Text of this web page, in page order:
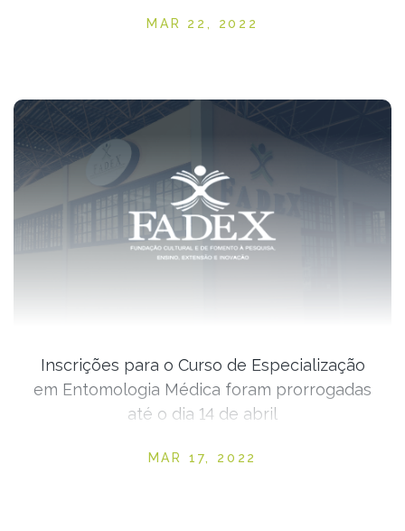
Posted on
MAR 22, 2022
Inscrições para o Curso de Especialização
em Entomologia Médica foram prorrogadas
até o dia 14 de abril
Posted on
MAR 17, 2022